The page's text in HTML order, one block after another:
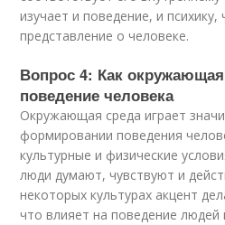
изучает и поведение, и
представление о человеке.
Вопрос 4: Как
поведение человека
Окружающая среда играет
формировании поведения
культурные и физические
люди думают, чувствуют и
некоторых культурах акцент
что влияет на поведение людей